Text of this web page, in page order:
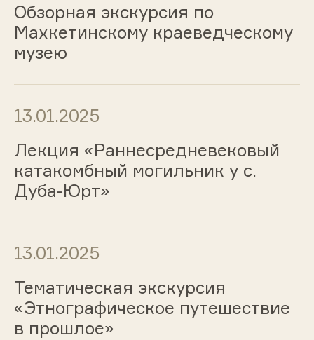
Обзорная экскурсия по
Махкетинскому краеведческому
музею
13.01.2025
Лекция «Раннесредневековый
катакомбный могильник у с.
Дуба-Юрт»
13.01.2025
Тематическая экскурсия
«Этнографическое путешествие
в прошлое»